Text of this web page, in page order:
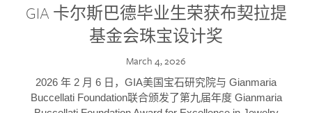
GIA 卡尔斯巴德毕业生荣获布契拉提
基金会珠宝设计奖
March 4, 2026
2026 年 2 月 6 日，GIA美国宝石研究院与 Gianmaria
Buccellati Foundation联合颁发了第九届年度 Gianmaria